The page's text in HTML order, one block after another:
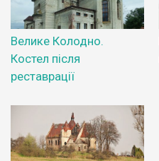
Велике Колодно.
Костел після
реставрації